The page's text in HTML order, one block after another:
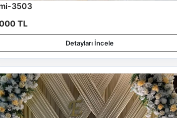
3503
TL
Detayları İncele